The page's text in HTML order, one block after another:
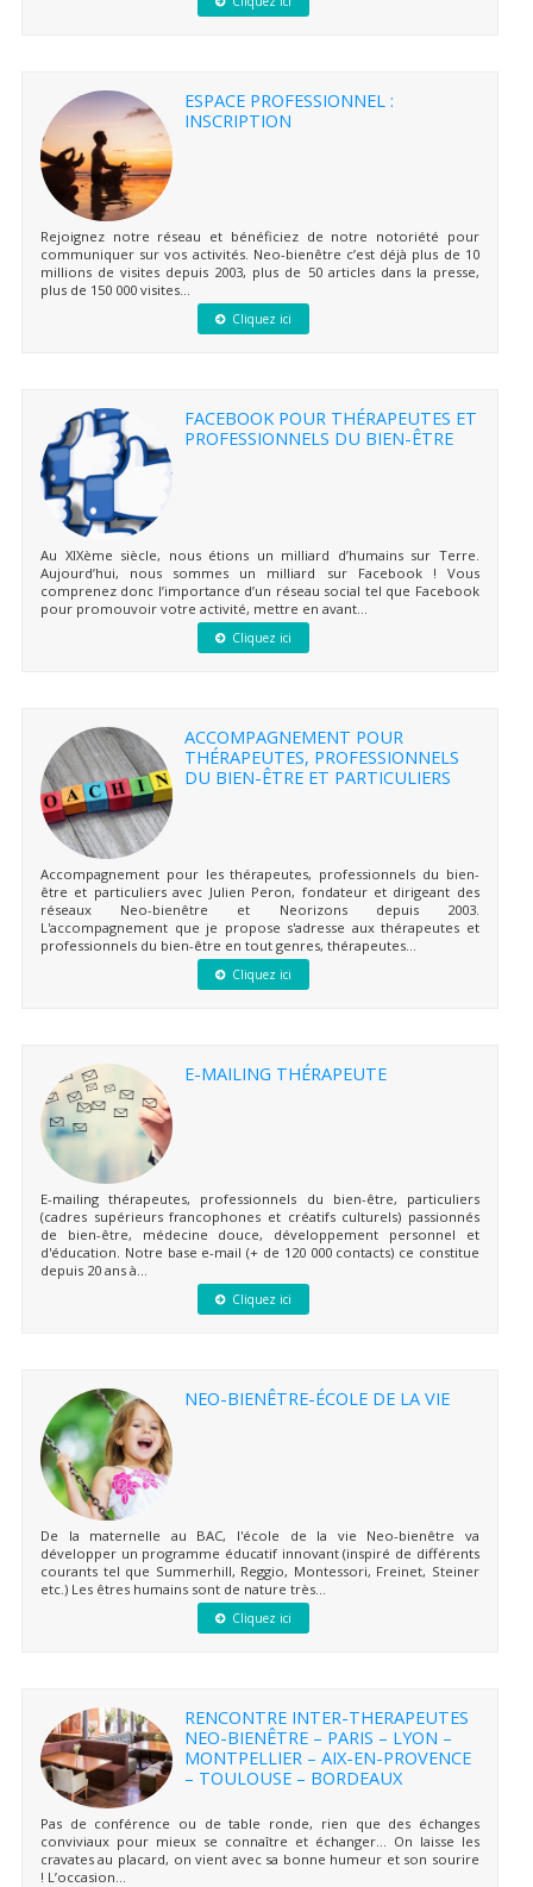
ESPACE PROFESSIONNEL :
INSCRIPTION
Rejoignez notre réseau et bénéficiez de notre notoriété pour
communiquer sur vos activités. Neo-bienêtre c’est déjà plus de 10
millions de visites depuis 2003, plus de 50 articles dans la presse,
plus de 150 000 visites...
Cliquez ici
FACEBOOK POUR THÉRAPEUTES ET
PROFESSIONNELS DU BIEN-ÊTRE
Au XIXème siècle, nous étions un milliard d’humains sur Terre.
Aujourd’hui, nous sommes un milliard sur Facebook ! Vous
comprenez donc l’importance d’un réseau social tel que Facebook
pour promouvoir votre activité, mettre en avant...
Cliquez ici
ACCOMPAGNEMENT POUR
THÉRAPEUTES, PROFESSIONNELS
DU BIEN-ÊTRE ET PARTICULIERS
Accompagnement pour les thérapeutes, professionnels du bien-
être et particuliers avec Julien Peron, fondateur et dirigeant des
réseaux Neo-bienêtre et Neorizons depuis 2003.
L'accompagnement que je propose s'adresse aux thérapeutes et
professionnels du bien-être en tout genres, thérapeutes...
Cliquez ici
E-MAILING THÉRAPEUTE
E-mailing thérapeutes, professionnels du bien-être, particuliers
(cadres supérieurs francophones et créatifs culturels) passionnés
de bien-être, médecine douce, développement personnel et
d'éducation. Notre base e-mail (+ de 120 000 contacts) ce constitue
depuis 20 ans à...
Cliquez ici
NEO-BIENÊTRE-ÉCOLE DE LA VIE
De la maternelle au BAC, l'école de la vie Neo-bienêtre va
développer un programme éducatif innovant (inspiré de différents
courants tel que Summerhill, Reggio, Montessori, Freinet, Steiner
etc.) Les êtres humains sont de nature très...
Cliquez ici
RENCONTRE INTER-THERAPEUTES
NEO-BIENÊTRE – PARIS – LYON –
MONTPELLIER – AIX-EN-PROVENCE
– TOULOUSE – BORDEAUX
Pas de conférence ou de table ronde, rien que des échanges
conviviaux pour mieux se connaître et échanger… On laisse les
cravates au placard, on vient avec sa bonne humeur et son sourire
! L’occasion...